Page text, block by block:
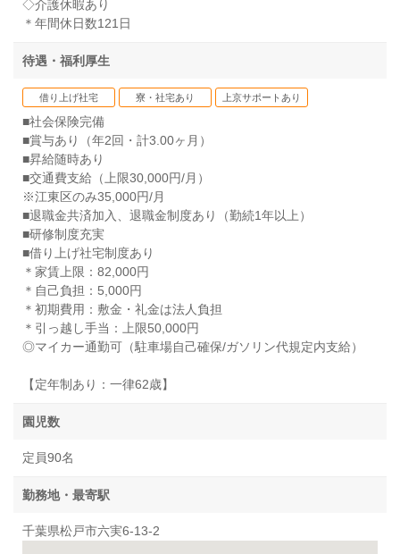
◇介護休暇あり
＊年間休日数121日
待遇・福利厚生
借り上げ社宅 寮・社宅あり 上京サポートあり
■社会保険完備
■賞与あり（年2回・計3.00ヶ月）
■昇給随時あり
■交通費支給（上限30,000円/月）
※江東区のみ35,000円/月
■退職金共済加入、退職金制度あり（勤続1年以上）
■研修制度充実
■借り上げ社宅制度あり
＊家賃上限：82,000円
＊自己負担：5,000円
＊初期費用：敷金・礼金は法人負担
＊引っ越し手当：上限50,000円
◎マイカー通勤可（駐車場自己確保/ガソリン代規定内支給）
【定年制あり：一律62歳】
園児数
定員90名
勤務地・最寄駅
千葉県松戸市六実6-13-2